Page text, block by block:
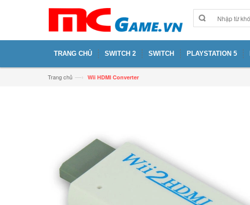
TRANG CHỦ SWITCH 2 SWITCH PLAYSTATION 5
Trang chủ —› Wii HDMI Converter